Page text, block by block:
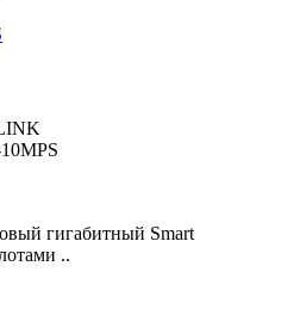
гигабитный Smart
..